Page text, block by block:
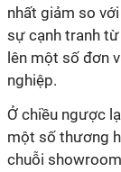
nhất giảm so
sự cạnh tranh
lên một số đơn
nghiệp.
Ở chiều ngược
một số thương
chuỗi